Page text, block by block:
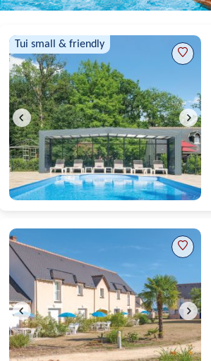
Tui small & friendly